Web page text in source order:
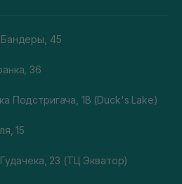
Бандеры, 45
36
Подстригача, 1В (Duck's Lake)
15
23 (ТЦ Экватор)